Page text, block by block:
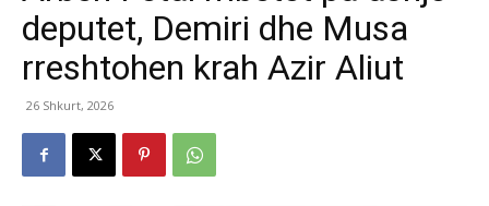
deputet, Demiri dhe Musa
rreshtohen krah Azir Aliut
26 Shkurt, 2026